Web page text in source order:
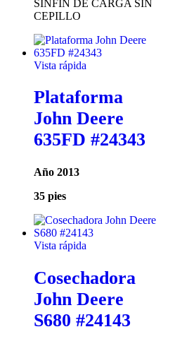
SINFÍN DE CARGA SIN
CEPILLO
Vista rápida
Plataforma
John Deere
635FD #24343
Año 2013
35 pies
Vista rápida
Cosechadora
John Deere
S680 #24143